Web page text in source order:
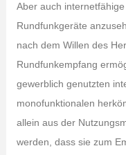
Aber auch
Rundfunkgeräte
nach dem Willen des
Rundfunkempfang
gewerblich genutzten
monofunktionalen
allein aus der
werden, dass sie zum